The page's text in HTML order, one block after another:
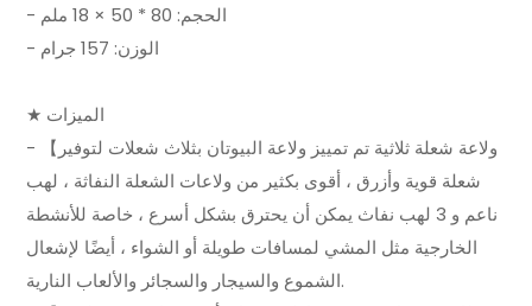
- الحجم: 80 * 50 × 18 ملم
- الوزن: 157 جرام
★ الميزات
- 【ولاعة شعلة ثلاثية تم تمييز ولاعة البيوتان بثلاث شعلات لتوفير
شعلة قوية وأزرق ، أقوى بكثير من ولاعات الشعلة النفاثة ، لهب
ناعم و 3 لهب نفاث يمكن أن يحترق بشكل أسرع ، خاصة للأنشطة
الخارجية مثل المشي لمسافات طويلة أو الشواء ، أيضًا لإشعال
الشموع والسيجار والسجائر والألعاب النارية.